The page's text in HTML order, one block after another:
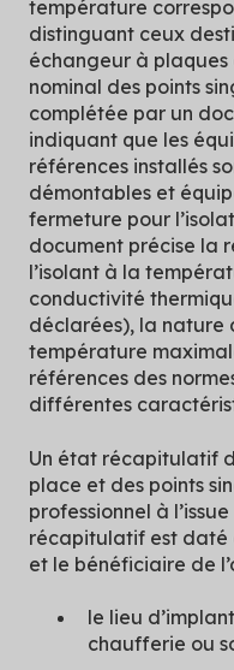
température
distinguant ceux
échangeur à
nominal des points
complétée par un
indiquant que les
références installés
démontables et
fermeture pour
document précise la
l’isolant à la
conductivité
déclarées), la nature
température
références des
différentes
Un état récapitulatif
place et des points
professionnel à
récapitulatif est daté
et le bénéficiaire de
le lieu
chaufferie ou